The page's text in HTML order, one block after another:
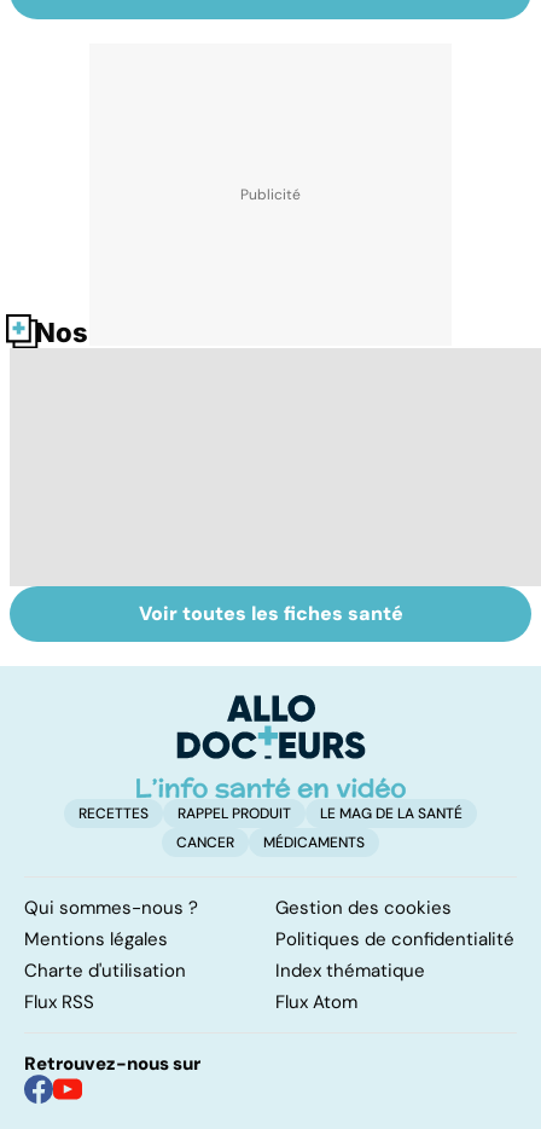
Nos fiches santé
Tout savoir sur
les infections
Inflammation des
amygdales : que
d'angine ?
Voir toutes les fiches santé
RECETTES RAPPEL PRODUIT
LE MAG DE LA SANTÉ
CANCER
MÉDICAMENTS
Qui sommes-nous ?
Gestion des cookies
Mentions légales
Politiques de confidentialité
Charte d'utilisation
Index thématique
Flux RSS
Flux Atom
Retrouvez-nous sur